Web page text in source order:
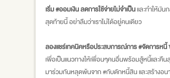
เริ่ม #ออมเงิน ลดการใช้จ่ายไม่จำเป็นและทำให้มัน
สุดท้ายนี้ อย่าลืมว่าเราไม่ได้อยู่คนเดียว
ลองแชร์เทคนิคหรือประสบการณ์การ #จัดการหนี้
เพื่อเป็นแนวทางให้เพื่อนๆคนอื่นพร้อมสู้หนี้และคืน
มาร่วมกันหลุดพ้นจาก #กับดักหนี้สิน และสร้างอน